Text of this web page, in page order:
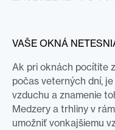
VAŠE OKNÁ
Ak pri oknách pocítite
počas veterných dní,
vzduchu a znamenie
Medzery a trhliny v
umožniť vonkajšiemu